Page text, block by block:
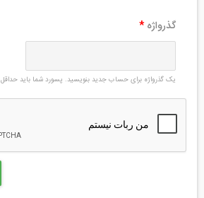
گذرواژه *
یک گذرواژه برای حساب جدید بنویسید. پسورد شما باید حداقل